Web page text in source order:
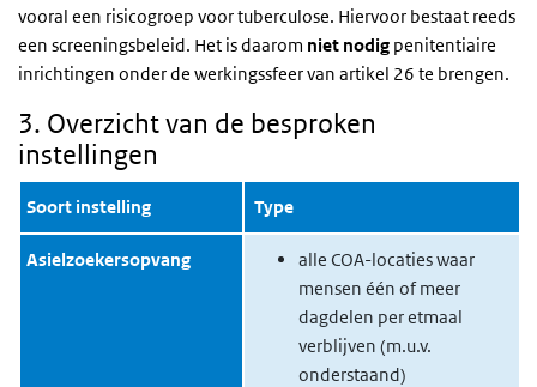
vooral een risicogroep voor tuberculose. Hiervoor bestaat reeds
een screeningsbeleid. Het is daarom niet nodig penitentiaire
inrichtingen onder de werkingssfeer van artikel 26 te brengen.
3. Overzicht van de besproken
instellingen
Soort instelling Type
Asielzoekersopvang
alle COA-locaties waar
mensen één of meer
dagdelen per etmaal
verblijven (m.u.v.
onderstaand)